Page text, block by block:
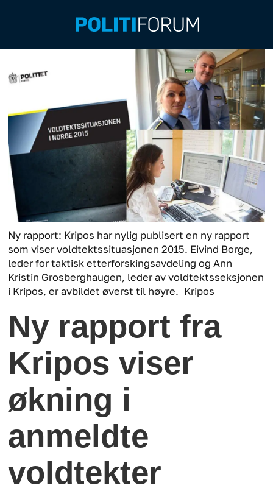
Ny rapport: Kripos har nylig publisert en ny rapport
som viser voldtektssituasjonen 2015. Eivind Borge,
leder for taktisk etterforskingsavdeling og Ann
Kristin Grosberghaugen, leder av voldtektsseksjonen
i Kripos, er avbildet øverst til høyre. Kripos
Ny rapport fra
Kripos viser
økning i
anmeldte
voldtekter